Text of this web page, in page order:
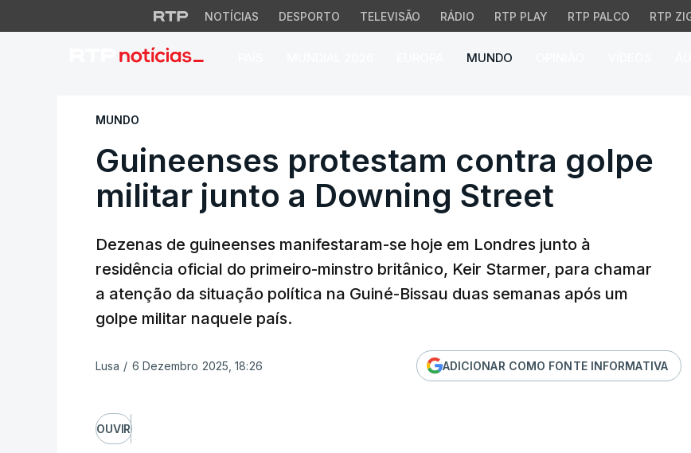
NOTÍCIAS DESPORTO TELEVISÃO RÁDIO RTP PLAY RTP PALCO RTP
MUNDO
Guineenses protestam contra golpe
MUNDO
Guineenses protestam contra golpe
militar junto a Downing Street
Dezenas de guineenses manifestaram-se hoje em Londres junto à
residência oficial do primeiro-minstro britânico, Keir Starmer, para chamar
a atenção da situação política na Guiné-Bissau duas semanas após um
golpe militar naquele país.
Lusa / 6 Dezembro 2025, 18:26 ADICIONAR COMO FONTE INFORMATIVA
OUVIR